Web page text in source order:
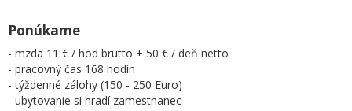
Ponúkame
- mzda 11 € / hod brutto + 50 € / deň netto
- pracovný čas 168 hodín
- týždenné zálohy (150 - 250 Euro)
- ubytovanie si hradí zamestnanec